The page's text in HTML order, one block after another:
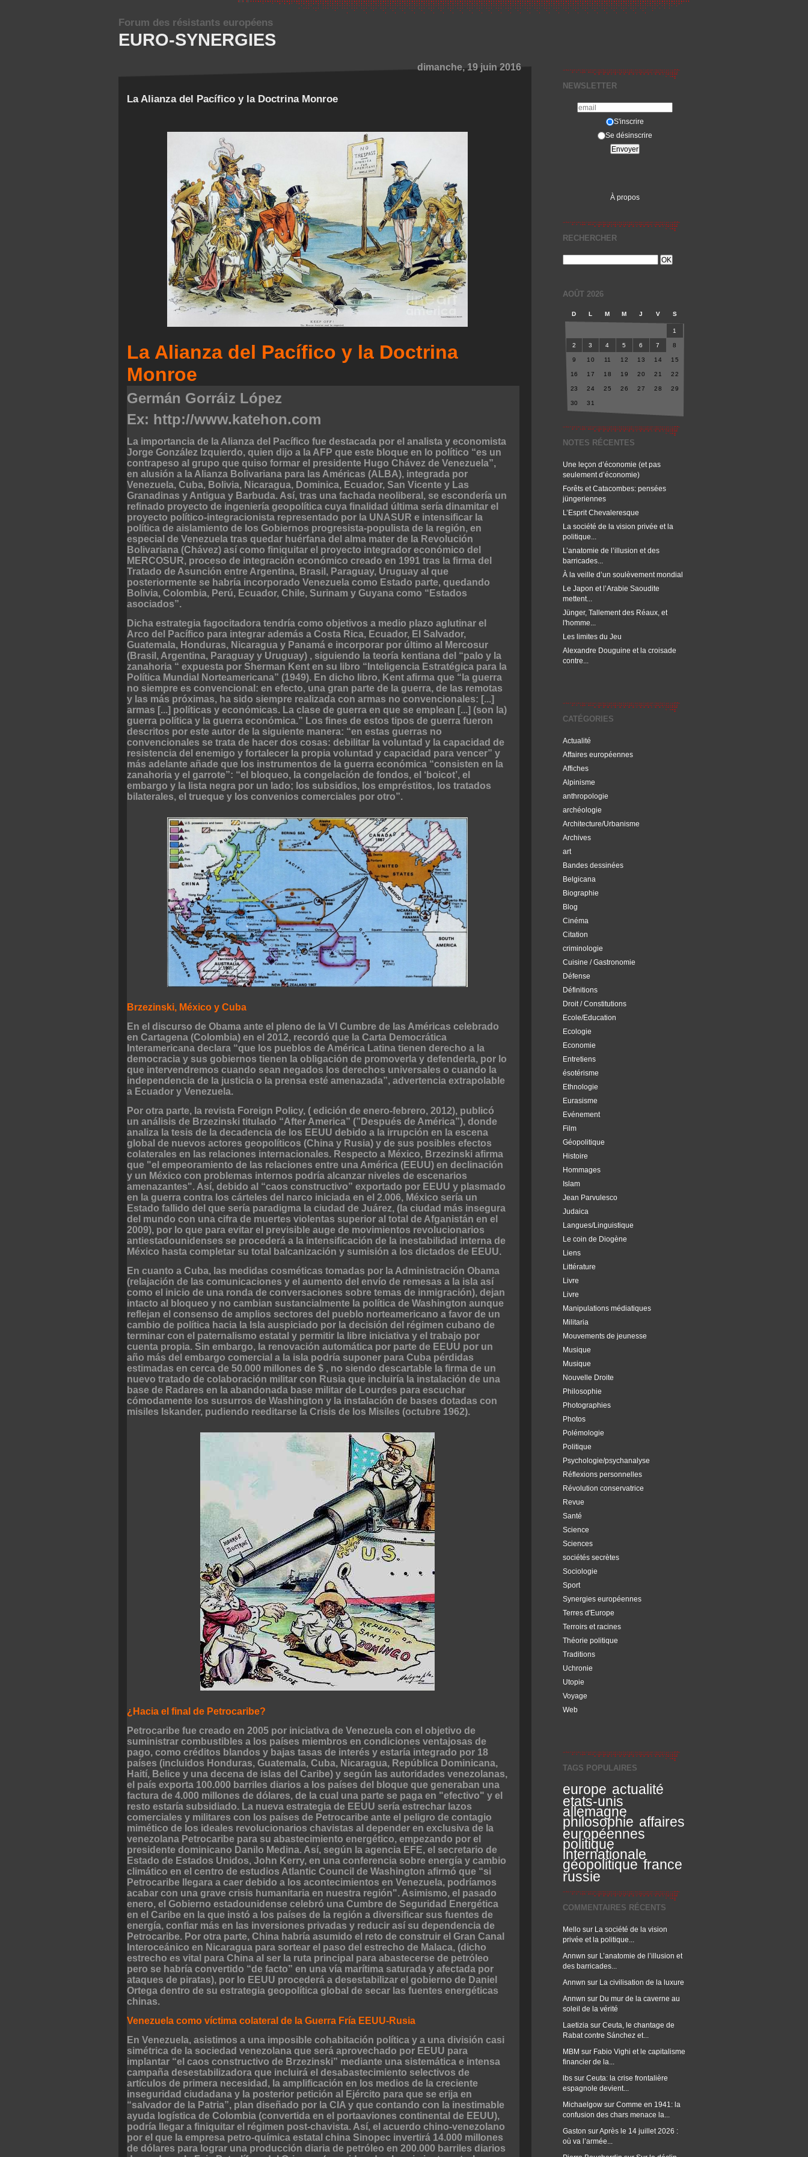
EURO-SYNERGIES
Forum des résistants européens
NEWSLETTER
S'inscrire
Se désinscrire
À propos
RECHERCHER
AOÛT 2026
D L M M J V S
1
2 3 4 5 6 7 8
9 10 11 12 13 14 15
16 17 18 19 20 21 22
23 24 25 26 27 28 29
30 31
NOTES RÉCENTES
Une leçon d’économie (et pas
seulement d’économie)
Forêts et Catacombes: pensées
jüngeriennes
L’Esprit Chevaleresque
La société de la vision privée et la
politique...
L’anatomie de l’illusion et des
barricades...
À la veille d’un soulèvement mondial
Le Japon et l’Arabie Saoudite
mettent...
Jünger, Tallement des Réaux, et
l'homme...
Les limites du Jeu
Alexandre Douguine et la croisade
contre...
CATÉGORIES
Actualité
Affaires européennes
Affiches
Alpinisme
anthropologie
archéologie
Architecture/Urbanisme
Archives
art
Bandes dessinées
Belgicana
Biographie
Blog
Cinéma
Citation
criminologie
Cuisine / Gastronomie
Défense
Définitions
Droit / Constitutions
Ecole/Education
Ecologie
Economie
Entretiens
ésotérisme
Ethnologie
Eurasisme
Evénement
Film
Géopolitique
Histoire
Hommages
Islam
Jean Parvulesco
Judaica
Langues/Linguistique
Le coin de Diogène
Liens
Littérature
Livre
Livre
Manipulations médiatiques
Militaria
Mouvements de jeunesse
Musique
Musique
Nouvelle Droite
Philosophie
Photographies
Photos
Polémologie
Politique
Psychologie/psychanalyse
Réflexions personnelles
Révolution conservatrice
Revue
Santé
Science
Sciences
sociétés secrètes
Sociologie
Sport
Synergies européennes
Terres d'Europe
Terroirs et racines
Théorie politique
Traditions
Uchronie
Utopie
Voyage
Web
TAGS POPULAIRES
europe actualité
etats-unis
allemagne
philosophie affaires
européennes
politique
internationale
géopolitique france
russie
COMMENTAIRES RÉCENTS
Mello sur La société de la vision
privée et la politique...
Annwn sur L’anatomie de l’illusion et
des barricades...
Annwn sur La civilisation de la luxure
Annwn sur Du mur de la caverne au
soleil de la vérité
Laetizia sur Ceuta, le chantage de
Rabat contre Sánchez et...
MBM sur Fabio Vighi et le capitalisme
financier de la...
lbs sur Ceuta: la crise frontalière
espagnole devient...
Michaelgow sur Comme en 1941: la
confusion des chars menace la...
Gaston surAprès le 14 juillet 2026 :
où va l’armée...
dimanche, 19 juin 2016
La Alianza del Pacífico y la Doctrina Monroe
La Alianza del Pacífico y la Doctrina
Monroe
Germán Gorráiz López
Ex: http://www.katehon.com
La importancia de la Alianza del Pacífico fue destacada por el analista y economista
Jorge González Izquierdo, quien dijo a la AFP que este bloque en lo político “es un
contrapeso al grupo que quiso formar el presidente Hugo Chávez de Venezuela”,
en alusión a la Alianza Bolivariana para las Américas (ALBA), integrada por
Venezuela, Cuba, Bolivia, Nicaragua, Dominica, Ecuador, San Vicente y Las
Granadinas y Antigua y Barbuda. Así, tras una fachada neoliberal, se escondería un
refinado proyecto de ingeniería geopolítica cuya finalidad última sería dinamitar el
proyecto político-integracionista representado por la UNASUR e intensificar la
política de aislamiento de los Gobiernos progresista-populista de la región, en
especial de Venezuela tras quedar huérfana del alma mater de la Revolución
Bolivariana (Chávez) así como finiquitar el proyecto integrador económico del
MERCOSUR, proceso de integración económico creado en 1991 tras la firma del
Tratado de Asunción entre Argentina, Brasil, Paraguay, Uruguay al que
posteriormente se habría incorporado Venezuela como Estado parte, quedando
Bolivia, Colombia, Perú, Ecuador, Chile, Surinam y Guyana como “Estados
asociados”.
Dicha estrategia fagocitadora tendría como objetivos a medio plazo aglutinar el
Arco del Pacífico para integrar además a Costa Rica, Ecuador, El Salvador,
Guatemala, Honduras, Nicaragua y Panamá e incorporar por último al Mercosur
(Brasil, Argentina, Paraguay y Uruguay) , siguiendo la teoría kentiana del “palo y la
zanahoria “ expuesta por Sherman Kent en su libro “Inteligencia Estratégica para la
Política Mundial Norteamericana” (1949). En dicho libro, Kent afirma que “la guerra
no siempre es convencional: en efecto, una gran parte de la guerra, de las remotas
y las más próximas, ha sido siempre realizada con armas no convencionales: [...]
armas [...] políticas y económicas. La clase de guerra en que se emplean [...] (son la)
guerra política y la guerra económica.” Los fines de estos tipos de guerra fueron
descritos por este autor de la siguiente manera: “en estas guerras no
convencionales se trata de hacer dos cosas: debilitar la voluntad y la capacidad de
resistencia del enemigo y fortalecer la propia voluntad y capacidad para vencer” y
más adelante añade que los instrumentos de la guerra económica “consisten en la
zanahoria y el garrote”: “el bloqueo, la congelación de fondos, el ‘boicot’, el
embargo y la lista negra por un lado; los subsidios, los empréstitos, los tratados
bilaterales, el trueque y los convenios comerciales por otro”.
Brzezinski, México y Cuba
En el discurso de Obama ante el pleno de la VI Cumbre de las Américas celebrado
en Cartagena (Colombia) en el 2012, recordó que la Carta Democrática
Interamericana declara “que los pueblos de América Latina tienen derecho a la
democracia y sus gobiernos tienen la obligación de promoverla y defenderla, por lo
que intervendremos cuando sean negados los derechos universales o cuando la
independencia de la justicia o la prensa esté amenazada”, advertencia extrapolable
a Ecuador y Venezuela.
Por otra parte, la revista Foreign Policy, ( edición de enero-febrero, 2012), publicó
un análisis de Brzezinski titulado “After America” (”Después de América”), donde
analiza la tesis de la decadencia de los EEUU debido a la irrupción en la escena
global de nuevos actores geopolíticos (China y Rusia) y de sus posibles efectos
colaterales en las relaciones internacionales. Respecto a México, Brzezinski afirma
que "el empeoramiento de las relaciones entre una América (EEUU) en declinación
y un México con problemas internos podría alcanzar niveles de escenarios
amenazantes". Así, debido al “caos constructivo” exportado por EEUU y plasmado
en la guerra contra los cárteles del narco iniciada en el 2.006, México sería un
Estado fallido del que sería paradigma la ciudad de Juárez, (la ciudad más insegura
del mundo con una cifra de muertes violentas superior al total de Afganistán en el
2009), por lo que para evitar el previsible auge de movimientos revolucionarios
antiestadounidenses se procederá a la intensificación de la inestabilidad interna de
México hasta completar su total balcanización y sumisión a los dictados de EEUU.
En cuanto a Cuba, las medidas cosméticas tomadas por la Administración Obama
(relajación de las comunicaciones y el aumento del envío de remesas a la isla así
como el inicio de una ronda de conversaciones sobre temas de inmigración), dejan
intacto al bloqueo y no cambian sustancialmente la política de Washington aunque
reflejan el consenso de amplios sectores del pueblo norteamericano a favor de un
cambio de política hacia la Isla auspiciado por la decisión del régimen cubano de
terminar con el paternalismo estatal y permitir la libre iniciativa y el trabajo por
cuenta propia. Sin embargo, la renovación automática por parte de EEUU por un
año más del embargo comercial a la isla podría suponer para Cuba pérdidas
estimadas en cerca de 50.000 millones de $ , no siendo descartable la firma de un
nuevo tratado de colaboración militar con Rusia que incluiría la instalación de una
base de Radares en la abandonada base militar de Lourdes para escuchar
cómodamente los susurros de Washington y la instalación de bases dotadas con
misiles Iskander, pudiendo reeditarse la Crisis de los Misiles (octubre 1962).
¿Hacia el final de Petrocaribe?
Petrocaribe fue creado en 2005 por iniciativa de Venezuela con el objetivo de
suministrar combustibles a los países miembros en condiciones ventajosas de
pago, como créditos blandos y bajas tasas de interés y estaría integrado por 18
países (incluidos Honduras, Guatemala, Cuba, Nicaragua, República Dominicana,
Haití, Belice y una decena de islas del Caribe) y según las autoridades venezolanas,
el país exporta 100.000 barriles diarios a los países del bloque que generaban una
factura de 4.000 millones de dólares, de la cual una parte se paga en "efectivo" y el
resto estaría subsidiado. La nueva estrategia de EEUU sería estrechar lazos
comerciales y militares con los países de Petrocaribe ante el peligro de contagio
mimético de los ideales revolucionarios chavistas al depender en exclusiva de la
venezolana Petrocaribe para su abastecimiento energético, empezando por el
presidente dominicano Danilo Medina. Así, según la agencia EFE, el secretario de
Estado de Estados Unidos, John Kerry, en una conferencia sobre energía y cambio
climático en el centro de estudios Atlantic Council de Washington afirmó que “si
Petrocaribe llegara a caer debido a los acontecimientos en Venezuela, podríamos
acabar con una grave crisis humanitaria en nuestra región". Asimismo, el pasado
enero, el Gobierno estadounidense celebró una Cumbre de Seguridad Energética
en el Caribe en la que instó a los países de la región a diversificar sus fuentes de
energía, confiar más en las inversiones privadas y reducir así su dependencia de
Petrocaribe. Por otra parte, China habría asumido el reto de construir el Gran Canal
Interoceánico en Nicaragua para sortear el paso del estrecho de Malaca, (dicho
estrecho es vital para China al ser la ruta principal para abastecerse de petróleo
pero se habría convertido “de facto” en una vía marítima saturada y afectada por
ataques de piratas), por lo EEUU procederá a desestabilizar el gobierno de Daniel
Ortega dentro de su estrategia geopolítica global de secar las fuentes energéticas
chinas.
Venezuela como víctima colateral de la Guerra Fría EEUU-Rusia
En Venezuela, asistimos a una imposible cohabitación política y a una división casi
simétrica de la sociedad venezolana que será aprovechado por EEUU para
implantar “el caos constructivo de Brzezinski” mediante una sistemática e intensa
campaña desestabilizadora que incluirá el desabastecimiento selectivos de
artículos de primera necesidad, la amplificación en los medios de la creciente
inseguridad ciudadana y la posterior petición al Ejército para que se erija en
“salvador de la Patria”, plan diseñado por la CIA y que contando con la inestimable
ayuda logística de Colombia (convertida en el portaaviones continental de EEUU),
podría llegar a finiquitar el régimen post-chavista. Así, el acuerdo chino-venezolano
por el que la empresa petro-química estatal china Sinopec invertirá 14.000 millones
de dólares para lograr una producción diaria de petróleo en 200.000 barriles diarios